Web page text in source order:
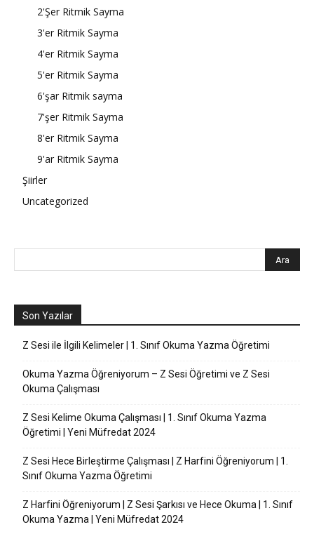
2'Şer Ritmik Sayma
3'er Ritmik Sayma
4'er Ritmik Sayma
5'er Ritmik Sayma
6'şar Ritmik sayma
7'şer Ritmik Sayma
8'er Ritmik Sayma
9'ar Ritmik Sayma
Şiirler
Uncategorized
Son Yazılar
Z Sesi ile İlgili Kelimeler | 1. Sınıf Okuma Yazma Öğretimi
Okuma Yazma Öğreniyorum – Z Sesi Öğretimi ve Z Sesi
Okuma Çalışması
Z Sesi Kelime Okuma Çalışması | 1. Sınıf Okuma Yazma
Öğretimi | Yeni Müfredat 2024
Z Sesi Hece Birleştirme Çalışması | Z Harfini Öğreniyorum | 1.
Sınıf Okuma Yazma Öğretimi
Z Harfini Öğreniyorum | Z Sesi Şarkısı ve Hece Okuma | 1. Sınıf
Okuma Yazma | Yeni Müfredat 2024